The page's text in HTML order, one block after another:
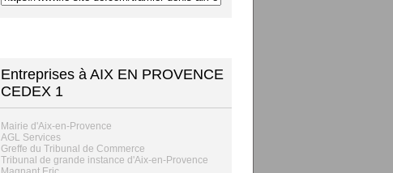
Entreprises à AIX EN PROVENCE
CEDEX 1
Mairie d'Aix-en-Provence
AGL Services
Greffe du Tribunal de Commerce
Tribunal de grande instance d'Aix-en-Provence